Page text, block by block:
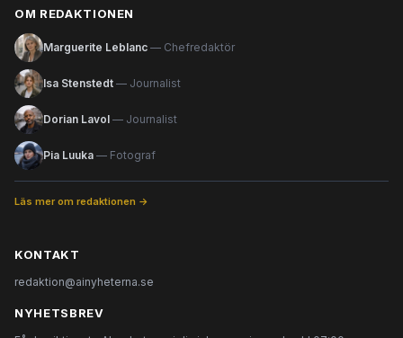
OM REDAKTIONEN
Marguerite Leblanc — Chefredaktör
Isa Stenstedt — Journalist
Dorian Lavol — Journalist
Pia Luuka — Fotograf
Läs mer om redaktionen →
KONTAKT
redaktion@ainyheterna.se
NYHETSBREV